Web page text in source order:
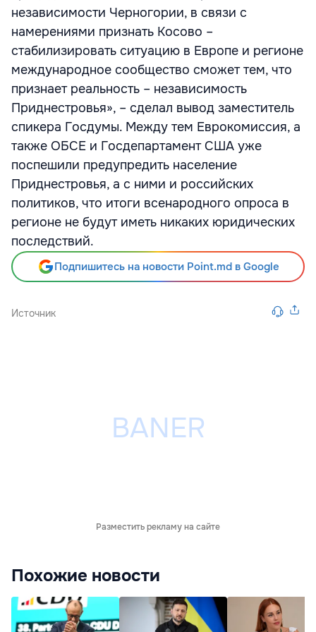
независимости Черногории, в связи с
намерениями признать Косово –
стабилизировать ситуацию в Европе и регионе
международное сообщество сможет тем, что
признает реальность – независимость
Приднестровья», – сделал вывод заместитель
спикера Госдумы. Между тем Еврокомиссия, а
также ОБСЕ и Госдепартамент США уже
поспешили предупредить население
Приднестровья, а с ними и российских
политиков, что итоги всенародного опроса в
регионе не будут иметь никаких юридических
последствий.
Подпишитесь на новости Point.md в Google
Источник
Разместить рекламу на сайте
Похожие новости